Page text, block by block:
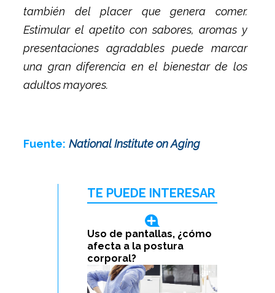
también del placer que genera comer.
Estimular el apetito con sabores, aromas y
presentaciones agradables puede marcar
una gran diferencia en el bienestar de los
adultos mayores.
Fuente: National Institute on Aging
TE PUEDE INTERESAR
Uso de pantallas, ¿cómo
afecta a la postura
corporal?